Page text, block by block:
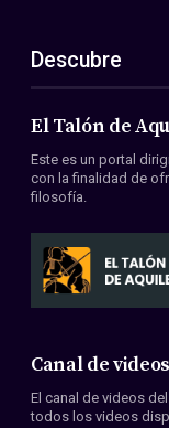
ES
EN
Acerca de
Miembros
Convenios
Descubre
El Talón de
Este es un portal
con la finalidad de
filosofía.
Canal de
El canal de videos
todos los videos